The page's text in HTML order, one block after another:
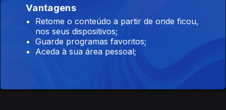
Desafios da
Vantagens
Retome o conteúdo a partir de onde ficou,
nos seus dispositivos;
Guarde programas favoritos;
Aceda à sua área pessoal;